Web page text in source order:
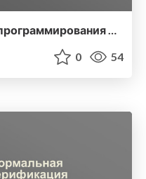
От экспериментального программирования к промышленному: путь длиной в 10 лет
0 54